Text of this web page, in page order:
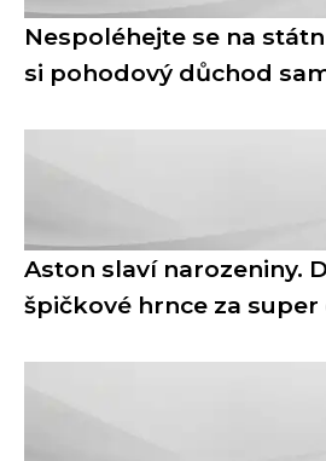
Nespoléhejte se na
si pohodový důchod
Aston slaví narozeniny.
špičkové hrnce za super